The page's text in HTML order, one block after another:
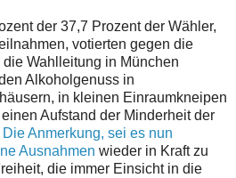
der 37,7 Prozent der Wähler,
votierten gegen die
Wahlleitung in München
Alkoholgenuss in
in kleinen Einraumkneipen
Aufstand der Minderheit der
Die Anmerkung, sei es nun
Ausnahmen wieder in Kraft zu
die immer Einsicht in die